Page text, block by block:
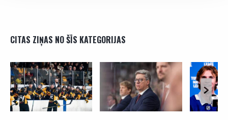
CITAS ZIŅAS NO ŠĪS KATEGORIJAS